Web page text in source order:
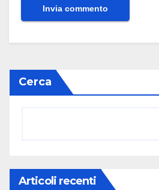
Cerca
Articoli recenti